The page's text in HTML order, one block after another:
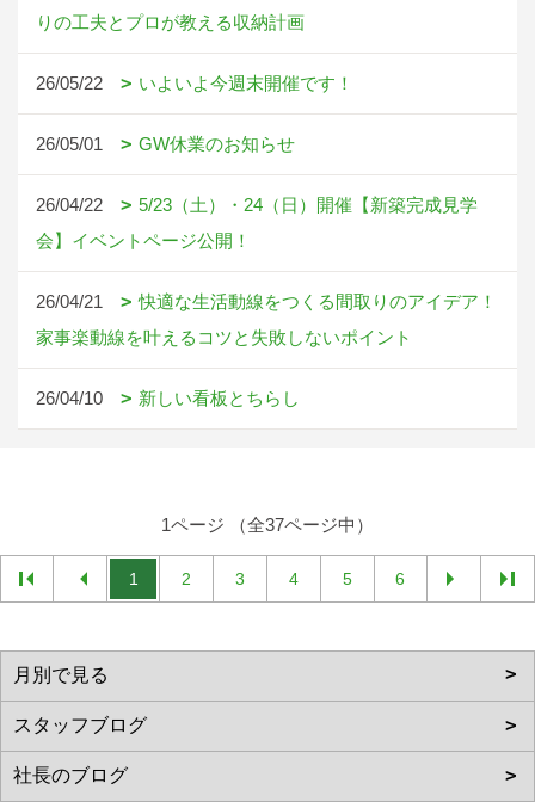
りの工夫とプロが教える収納計画
26/05/22 いよいよ今週末開催です！
26/05/01 GW休業のお知らせ
26/04/22
5/23（土）・24（日）開催【新築完成見学
会】イベントページ公開！
26/04/21
快適な生活動線をつくる間取りのアイデア！
家事楽動線を叶えるコツと失敗しないポイント
26/04/10 新しい看板とちらし
1ページ （全37ページ中）
1 2 3 4 5 6